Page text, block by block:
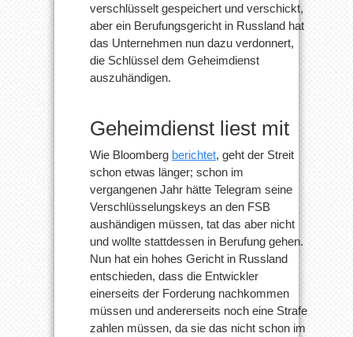
Geheimdienst
teilen
verschlüsselt gespeichert und verschickt,
aber ein Berufungsgericht in Russland hat
das Unternehmen nun dazu verdonnert,
die Schlüssel dem Geheimdienst
auszuhändigen.
Geheimdienst liest mit
Wie Bloomberg berichtet, geht der Streit
schon etwas länger; schon im
vergangenen Jahr hätte Telegram seine
Verschlüsselungskeys an den FSB
aushändigen müssen, tat das aber nicht
und wollte stattdessen in Berufung gehen.
Nun hat ein hohes Gericht in Russland
entschieden, dass die Entwickler
einerseits der Forderung nachkommen
müssen und andererseits noch eine Strafe
zahlen müssen, da sie das nicht schon im